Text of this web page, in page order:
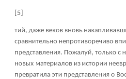
[5]
тий, даже веков вновь
сравнительно непротиворечиво
представления. Пожалуй, только с
новых материалов из истории
превратила эти представления о